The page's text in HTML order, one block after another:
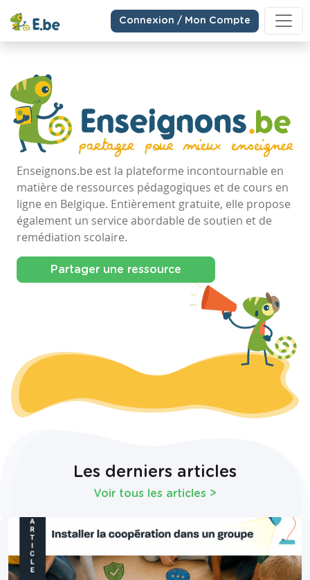
Connexion / Mon Compte
Enseignons.be est la plateforme incontournable en
matière de ressources pédagogiques et de cours en
ligne en Belgique. Entièrement gratuite, elle propose
également un service abordable de soutien et de
remédiation scolaire.
Partager une ressource
Les derniers articles
Voir tous les articles >